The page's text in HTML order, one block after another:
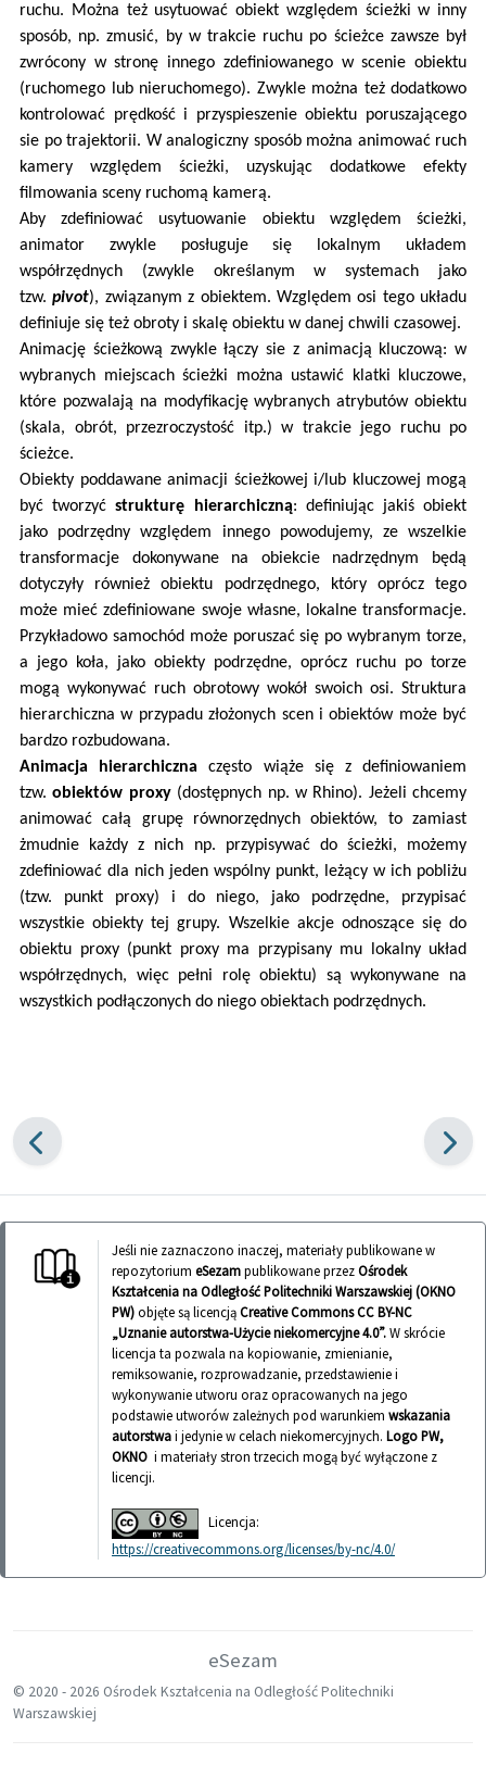
ruchu. Można też usytuować obiekt względem ścieżki w inny
sposób, np. zmusić, by w trakcie ruchu po ścieżce zawsze był
zwrócony w stronę innego zdefiniowanego w scenie obiektu
(ruchomego lub nieruchomego). Zwykle można też dodatkowo
kontrolować prędkość i przyspieszenie obiektu poruszającego
sie po trajektorii. W analogiczny sposób można animować ruch
kamery względem ścieżki, uzyskując dodatkowe efekty
filmowania sceny ruchomą kamerą.
Aby zdefiniować usytuowanie obiektu względem ścieżki,
animator zwykle posługuje się lokalnym układem
współrzędnych (zwykle określanym w systemach jako
tzw.pivot), związanym z obiektem. Względem osi tego układu
definiuje się też obroty i skalę obiektu w danej chwili czasowej.
Animację ścieżkową zwykle łączy sie z animacją kluczową: w
wybranych miejscach ścieżki można ustawić klatki kluczowe,
które pozwalają na modyfikację wybranych atrybutów obiektu
(skala, obrót, przezroczystość itp.) w trakcie jego ruchu po
ścieżce.
Obiekty poddawane animacji ścieżkowej i/lub kluczowej mogą
być tworzyćstrukturę hierarchiczną: definiując jakiś obiekt
jako podrzędny względem innego powodujemy, ze wszelkie
transformacje dokonywane na obiekcie nadrzędnym będą
dotyczyły również obiektu podrzędnego, który oprócz tego
może mieć zdefiniowane swoje własne, lokalne transformacje.
Przykładowo samochód może poruszać się po wybranym torze,
a jego koła, jako obiekty podrzędne, oprócz ruchu po torze
mogą wykonywać ruch obrotowy wokół swoich osi. Struktura
hierarchiczna w przypadu złożonych scen i obiektów może być
bardzo rozbudowana.
Animacja hierarchiczna często wiąże się z definiowaniem
tzw.obiektów proxy(dostępnych np. w Rhino). Jeżeli chcemy
animować całą grupę równorzędnych obiektów, to zamiast
żmudnie każdy z nich np. przypisywać do ścieżki, możemy
zdefiniować dla nich jeden wspólny punkt, leżący w ich pobliżu
(tzw. punkt proxy) i do niego, jako podrzędne, przypisać
wszystkie obiekty tej grupy. Wszelkie akcje odnoszące się do
obiektu proxy (punkt proxy ma przypisany mu lokalny układ
współrzędnych, więc pełni rolę obiektu) są wykonywane na
wszystkich podłączonych do niego obiektach podrzędnych.
Jeśli nie zaznaczono inaczej, materiały publikowane w
repozytorium eSezampublikowane przezOśrodek
Kształcenia na Odległość Politechniki Warszawskiej (OKNO
PW)objęte są licencjąCreative Commons CC BY-NC
„Uznanie autorstwa-Użycie niekomercyjne 4.0”.W skrócie
licencja ta pozwala na kopiowanie, zmienianie,
remiksowanie, rozprowadzanie, przedstawienie i
wykonywanie utworu oraz opracowanych na jego
podstawie utworów zależnych pod warunkiem wskazania
autorstwai jedynie w celach niekomercyjnych. Logo PW,
OKNO i materiały stron trzecich mogą być wyłączone z
licencji.
Licencja:
https://creativecommons.org/licenses/by-nc/4.0/
eSezam
© 2020 - 2026 Ośrodek Kształcenia na Odległość Politechniki
Warszawskiej